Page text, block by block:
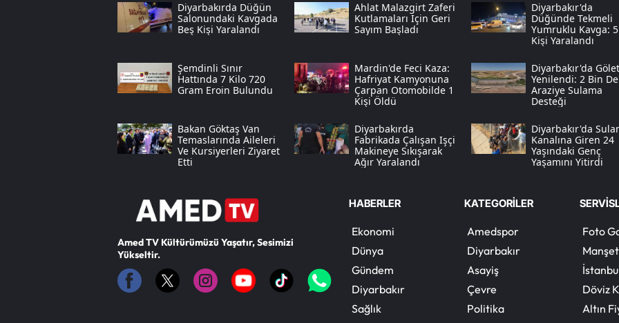
Diyarbakırda Düğün
Salonundaki Kavgada
Beş Kişi Yaralandı
Ahlat Malazgirt Zaferi
Kutlamaları Için Geri
Sayım Başladı
Diyarbakır'da
Düğünde Tekmeli
Yumruklu Kavga: 5
Kişi Yaralandı
Şemdinli Sınır
Hattında 7 Kilo 720
Gram Eroin Bulundu
Mardin'de Feci Kaza:
Hafriyat Kamyonuna
Çarpan Otomobilde 1
Kişi Öldü
Diyarbakır'da
Yenilendi: 2 Bin
Araziye Sulama
Desteği
Bakan Göktaş Van
Temaslarında Aileleri
Ve Kursiyerleri Ziyaret
Etti
Diyarbakırda
Fabrikada Çalışan Işçi
Makineye Sıkışarak
Ağır Yaralandı
Diyarbakır'da
Kanalına Giren 24
Yaşındaki Genç
Yaşamını Yitirdi
Amed TV Kültürümüzü Yaşatır, Sesimizi
Yükseltir.
HABERLER
Ekonomi
Dünya
Gündem
Diyarbakır
Sağlık
KATEGORİLER
Amedspor
Diyarbakır
Asayiş
Çevre
Politika
Foto
Döviz
Altın